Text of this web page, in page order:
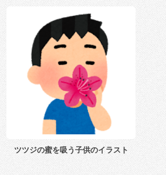
ツツジの蜜を吸う子供のイラスト